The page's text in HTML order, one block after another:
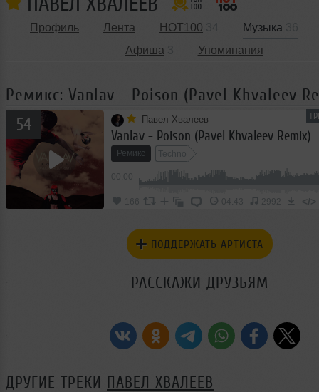
Профиль Лента HOT100 Музыка
Афиша
Упоминания
Ремикс: Vanlav - Poison (Pavel Khvaleev
54 Павел Хвалеев
Vanlav - Poison (Pavel Khvaleev Remix)
Ремикс Techno
166 04:43 2992 </>
ПОДДЕРЖАТЬ АРТИСТА
РАССКАЖИ ДРУЗЬЯМ
ДРУГИЕ ТРЕКИ ПАВЕЛ ХВАЛЕЕВ